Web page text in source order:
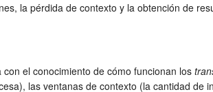
la pérdida de contexto y la obtención de
el conocimiento de cómo funcionan los
las ventanas de contexto (la cantidad de